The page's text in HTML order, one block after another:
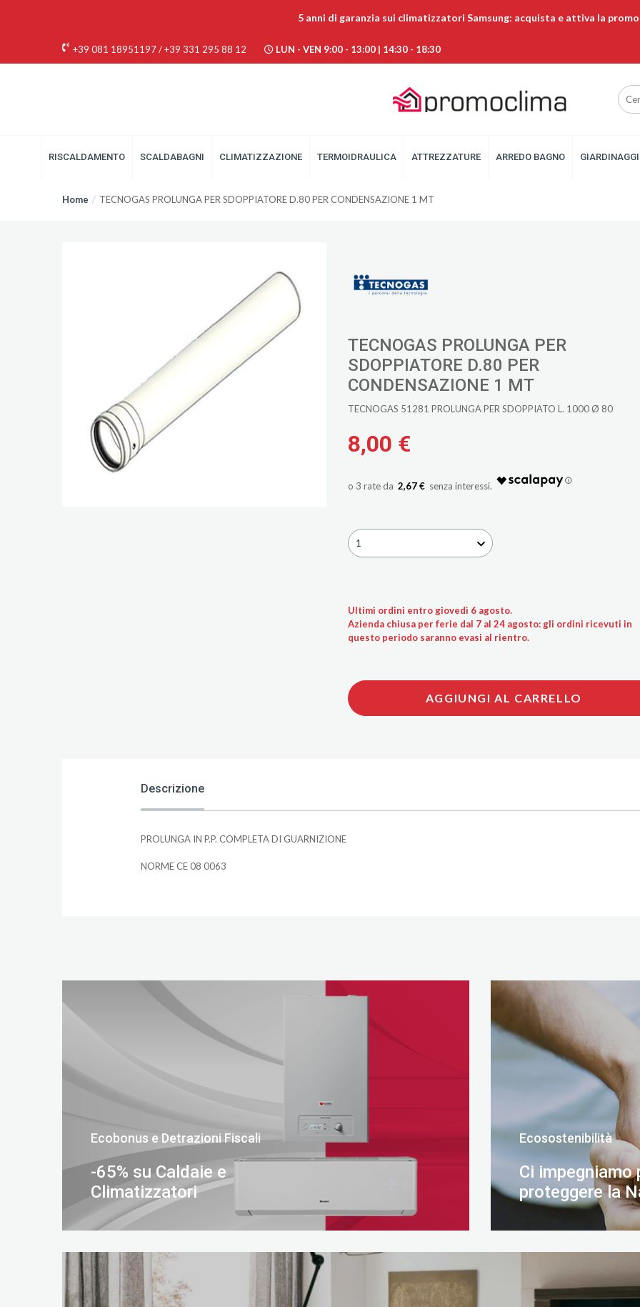
5 anni di garanzia sui climatizzatori Samsung: acquista e attiva la
+39 081 18951197/+39 331 295 88 12 LUN - VEN 9:00 - 13:00 | 14:30 - 18:30
RISCALDAMENTO SCALDABAGNI CLIMATIZZAZIONE TERMOIDRAULICA ATTREZZATURE ARREDO BAGNO
Home TECNOGAS PROLUNGA PER SDOPPIATORE D.80 PER CONDENSAZIONE 1 MT
TECNOGAS PROLUNGA PER
SDOPPIATORE D.80 PER
CONDENSAZIONE 1 MT
TECNOGAS 51281 PROLUNGA PER SDOPPIATO L. 1000 Ø 80
8,00 €
2,67 €
1
Ultimi ordini entro giovedì 6 agosto.
Azienda chiusa per ferie dal 7 al 24 agosto: gli ordini ricevuti in
questo periodo saranno evasi al rientro.
AGGIUNGI AL CARRELLO
Descrizione
PROLUNGA IN P.P. COMPLETA DI GUARNIZIONE
NORME CE 08 0063
Ecobonus e Detrazioni Fiscali
-65% su Caldaie e
Climatizzatori
Ecosostenibilità
Ci impegniamo
proteggere la